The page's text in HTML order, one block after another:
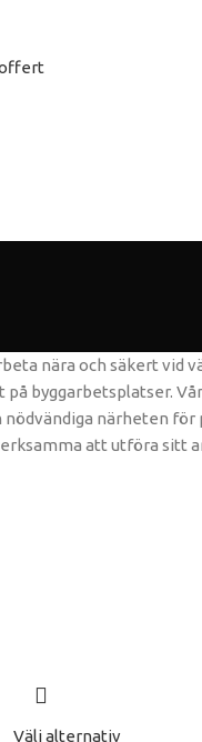
nära och säkert vid
byggarbetsplatser.
närheten
att utföra sitt
Välj alternativ